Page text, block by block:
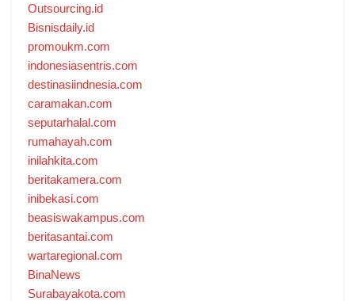
Outsourcing.id
Bisnisdaily.id
promoukm.com
indonesiasentris.com
destinasiindnesia.com
caramakan.com
seputarhalal.com
rumahayah.com
inilahkita.com
beritakamera.com
inibekasi.com
beasiswakampus.com
beritasantai.com
wartaregional.com
BinaNews
Surabayakota.com